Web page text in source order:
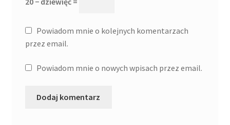
Powiadom mnie o kolejnych komentarzach
przez email.
Powiadom mnie o nowych wpisach przez email.